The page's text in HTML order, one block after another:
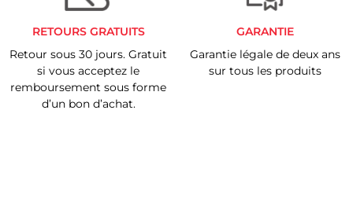
RETOURS GRATUITS
Retour sous 30 jours. Gratuit
si vous acceptez le
remboursement sous forme
d’un bon d’achat.
GARANTIE
Garantie légale de deux ans
sur tous les produits